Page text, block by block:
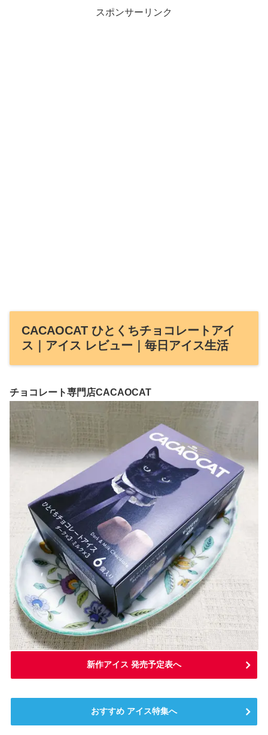
スポンサーリンク
CACAOCAT ひとくちチョコレートアイ
ス｜アイス レビュー｜毎日アイス生活
チョコレート専門店CACAOCAT
新作アイス 発売予定表へ
おすすめ アイス特集へ